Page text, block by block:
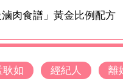
滷肉食譜」黃金比例配
耿如 經紀人 離